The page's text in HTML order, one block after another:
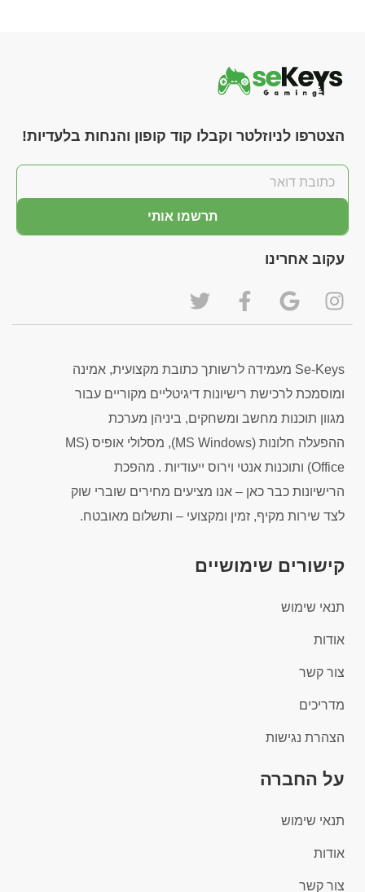
הצטרפו לניוזלטר וקבלו קוד קופון והנחות בלעדיות!
תרשמו אותי
עקוב אחרינו
Se-Keys מעמידה לרשותך כתובת מקצועית, אמינה
ומוסמכת לרכישת רישיונות דיגיטליים מקוריים עבור
מגוון תוכנות מחשב ומשחקים, ביניהן מערכת
ההפעלה חלונות (MS Windows), מסלולי אופיס (MS
Office) ותוכנות אנטי וירוס ייעודיות . מהפכת
הרישיונות כבר כאן – אנו מציעים מחירים שוברי שוק
לצד שירות מקיף, זמין ומקצועי – ותשלום מאובטח.
קישורים שימושיים
תנאי שימוש
אודות
צור קשר
מדריכים
הצהרת נגישות
על החברה
תנאי שימוש
אודות
צור קשר